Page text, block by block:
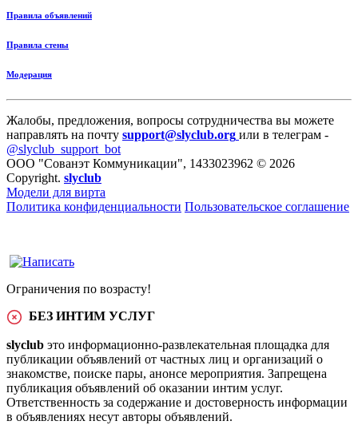
Правила объявлений
Правила стены
Модерация
Жалобы, предложения, вопросы сотрудничества вы можете
направлять на почту support@slyclub.org или в телеграм -
@slyclub_support_bot
ООО "Сованэт Коммуникации", 1433023962 © 2026
Copyright. slyclub
Модели для вирта
Политика конфиденциальности Пользовательское соглашение
Ограничения по возрасту!
БЕЗ ИНТИМ УСЛУГ
slyclub это информационно-развлекательная площадка для
публикации объявлений от частных лиц и организаций о
знакомстве, поиске пары, анонсе мероприятия. Запрещена
публикация объявлений об оказании интим услуг.
Ответственность за содержание и достоверность информации
в объявлениях несут авторы объявлений.